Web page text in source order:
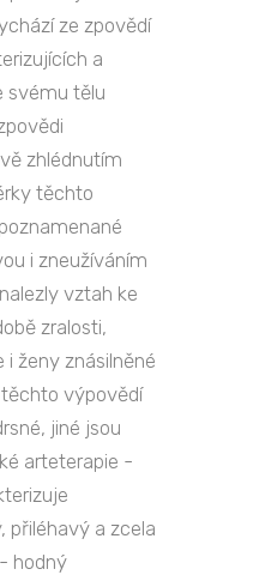
ze zpovědí
a
svému tělu
zhlédnutím
těchto
i zneužíváním
vztah ke
zralosti,
i ženy znásilněné
výpovědí
jiné jsou
arteterapie -
přiléhavý a zcela
hodný